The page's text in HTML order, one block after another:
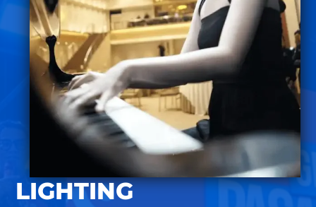
LIGHTING